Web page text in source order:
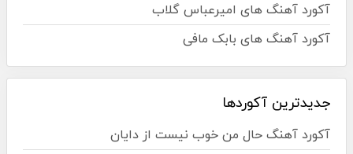
آکورد آهنگ های امیرعباس گلاب
آکورد آهنگ های بابک مافی
جدیدترین آکوردها
آکورد آهنگ حال من خوب نیست از دایان